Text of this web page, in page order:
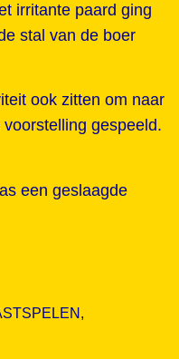
irritante paard ging
stal van de boer
ook zitten om naar
gespeeld.
een geslaagde
,